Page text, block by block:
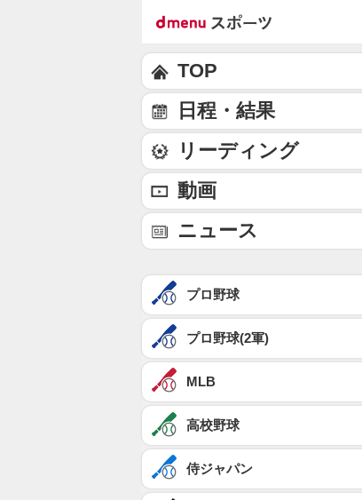
TOP
日程・結果
リーディング
動画
ニュース
プロ野球
プロ野球(2軍)
MLB
高校野球
侍ジャパン